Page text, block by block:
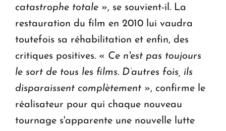
catastrophe totale », se souvient-il. La
restauration du film en 2010 lui vaudra
toutefois sa réhabilitation et enfin, des
critiques positives. « Ce n'est pas toujours
le sort de tous les films. D’autres fois, ils
disparaissent complètement », confirme le
réalisateur pour qui chaque nouveau
tournage s'apparente une nouvelle lutte